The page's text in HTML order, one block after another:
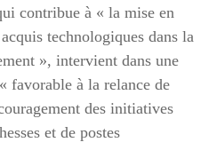
contribue à « la mise en
technologiques dans la
», intervient dans une
favorable à la relance de
des initiatives
et de postes